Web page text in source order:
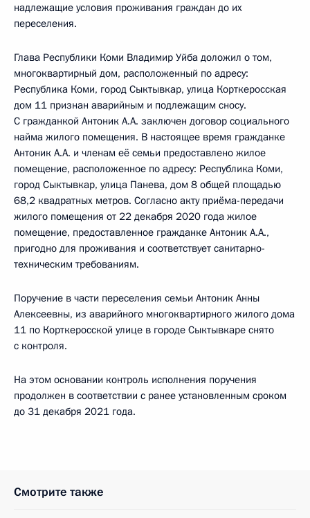
надлежащие условия проживания граждан до их
переселения.
Глава Республики Коми Владимир Уйба доложил о том,
многоквартирный дом, расположенный по адресу:
Республика Коми, город Сыктывкар, улица Корткеросская
дом 11 признан аварийным и подлежащим сносу.
С гражданкой Антоник А.А. заключен договор социального
найма жилого помещения. В настоящее время гражданке
Антоник А.А. и членам её семьи предоставлено жилое
помещение, расположенное по адресу: Республика Коми,
город Сыктывкар, улица Панева, дом 8 общей площадью
68,2 квадратных метров. Согласно акту приёма-передачи
жилого помещения от 22 декабря 2020 года жилое
помещение, предоставленное гражданке Антоник А.А.,
пригодно для проживания и соответствует санитарно-
техническим требованиям.
Поручение в части переселения семьи Антоник Анны
Алексеевны, из аварийного многоквартирного жилого дома
11 по Корткеросской улице в городе Сыктывкаре снято
с контроля.
На этом основании контроль исполнения поручения
продолжен в соответствии с ранее установленным сроком
до 31 декабря 2021 года.
Смотрите также